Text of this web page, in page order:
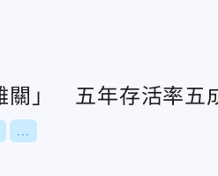
關」 五年存活率五